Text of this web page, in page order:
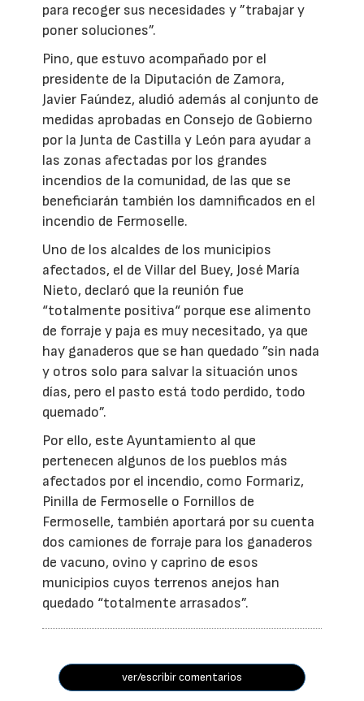
para recoger sus necesidades y ”trabajar y
poner soluciones”.
Pino, que estuvo acompañado por el
presidente de la Diputación de Zamora,
Javier Faúndez, aludió además al conjunto de
medidas aprobadas en Consejo de Gobierno
por la Junta de Castilla y León para ayudar a
las zonas afectadas por los grandes
incendios de la comunidad, de las que se
beneficiarán también los damnificados en el
incendio de Fermoselle.
Uno de los alcaldes de los municipios
afectados, el de Villar del Buey, José María
Nieto, declaró que la reunión fue
“totalmente positiva“ porque ese alimento
de forraje y paja es muy necesitado, ya que
hay ganaderos que se han quedado ”sin nada
y otros solo para salvar la situación unos
días, pero el pasto está todo perdido, todo
quemado”.
Por ello, este Ayuntamiento al que
pertenecen algunos de los pueblos más
afectados por el incendio, como Formariz,
Pinilla de Fermoselle o Fornillos de
Fermoselle, también aportará por su cuenta
dos camiones de forraje para los ganaderos
de vacuno, ovino y caprino de esos
municipios cuyos terrenos anejos han
quedado “totalmente arrasados”.
ver/escribir comentarios